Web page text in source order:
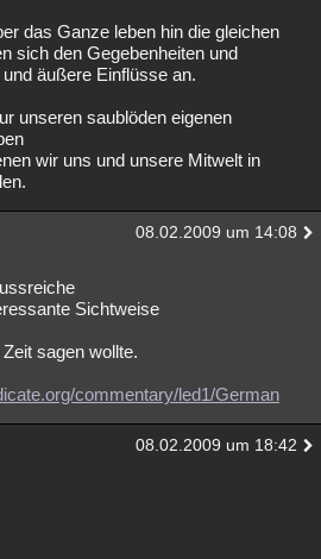
das Ganze leben hin die gleichen
sich den Gegebenheiten und
äußere Einflüsse an.
unseren saublöden eigenen
wir uns und unsere Mitwelt in
08.02.2009 um 14:08
Sichtweise
sagen wollte.
commentary/led1/German
08.02.2009 um 18:42